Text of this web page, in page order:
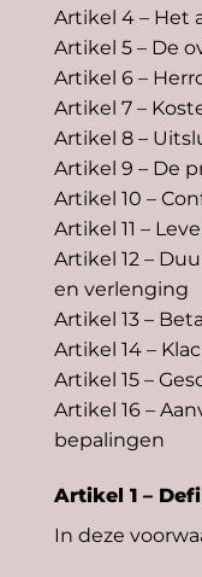
Artikel 4 – Het
Artikel 5 – De
Artikel 6 –
Artikel 7 –
Artikel 8 –
Artikel 9 – De
Artikel 10 –
Artikel 11 –
Artikel 12 –
en verlenging
Artikel 13 –
Artikel 14 –
Artikel 15 –
Artikel 16 –
bepalingen
Artikel 1 –
In deze